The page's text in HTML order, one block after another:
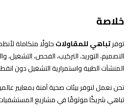
خلاصة
توفرتباهي للمقاولاتحلولًا متكاملة
التصميم، التوريد، التركيب، الفحص، التشغيل،
المنشآت الطبية واستمرارية التشغيل دون
نحن نعمل لنوفر بيئات صحية آمنة بمعايير
تباهي شريكًا موثوقًا في مشاريع المستشفيات